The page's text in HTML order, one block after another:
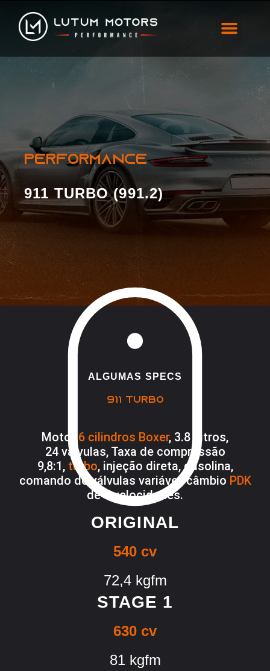
911 Turbo (991.2)
PERFORMANCE
911 TURBO (991.2)
ALGUMAS SPECS
911 TURBO
Motor6 cilindros Boxer, 3.8Litros,
24 válvulas, Taxa de compressão
9,8:1, turbo, injeção direta,g asolina,
comando de válvulas variável, câmbio PDK
de 7 velocidades.
ORIGINAL
540 cv
72,4 kgfm
STAGE 1
630 cv
81 kgfm